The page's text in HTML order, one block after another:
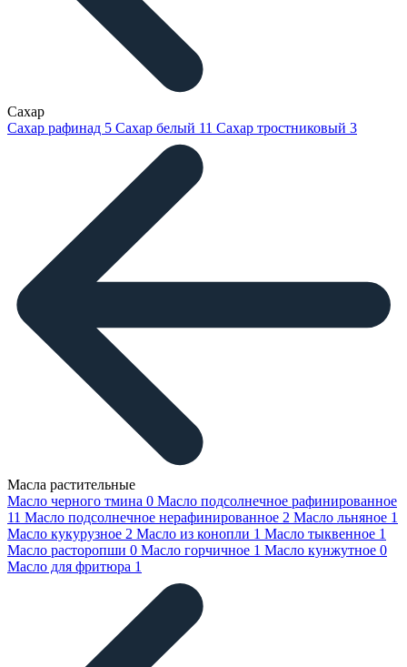
Сахар
Сахар рафинад 5 Сахар белый 11 Сахар тростниковый 3
Масла растительные
Масло черного тмина 0 Масло подсолнечное рафинированное
11 Масло подсолнечное нерафинированное 2 Масло льняное 1
Масло кукурузное 2 Масло из конопли 1 Масло тыквенное 1
Масло расторопши 0 Масло горчичное 1 Масло кунжутное 0
Масло для фритюра 1